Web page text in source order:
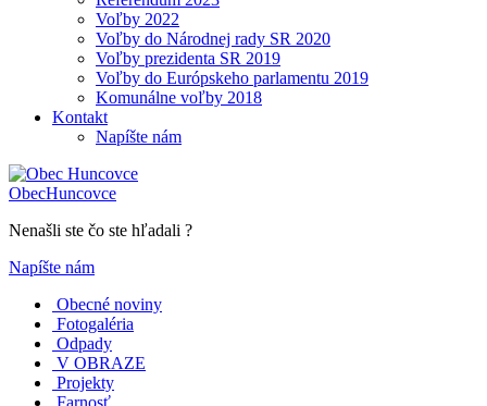
Voľby 2022
Voľby do Národnej rady SR 2020
Voľby prezidenta SR 2019
Voľby do Európskeho parlamentu 2019
Komunálne voľby 2018
Kontakt
Napíšte nám
ObecHuncovce
Nenašli ste čo ste hľadali ?
Napíšte nám
Obecné noviny
Fotogaléria
Odpady
V OBRAZE
Projekty
Farnosť